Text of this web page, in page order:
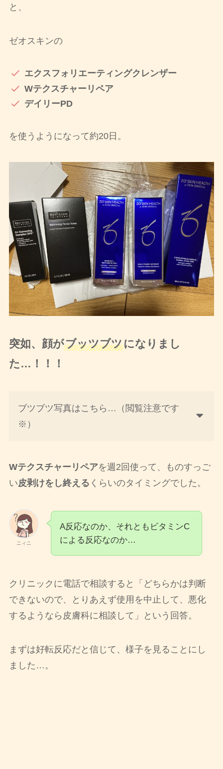
と、
ゼオスキンの
エクスフォリエーティングクレンザー
Wテクスチャーリペア
デイリーPD
を使うようになって約20日。
突如、顔がブッツブツになりまし
た…！！！
ブツブツ写真はこちら…（閲覧注意です
※）
Wテクスチャーリペアを週2回使って、ものすっご
い皮剥けをし終える くらいのタイミングでした。
ニィニ
A反応なのか、それともビタミンC
による反応なのか…
クリニックに電話で相談すると「どちらかは判断
できないので、とりあえず使用を中止して、悪化
するようなら皮膚科に相談して」という回答。
まずは好転反応だと信じて、様子を見ることにし
ました…。